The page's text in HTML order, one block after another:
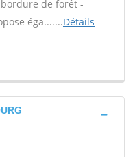
de forêt -
éga.......Détails